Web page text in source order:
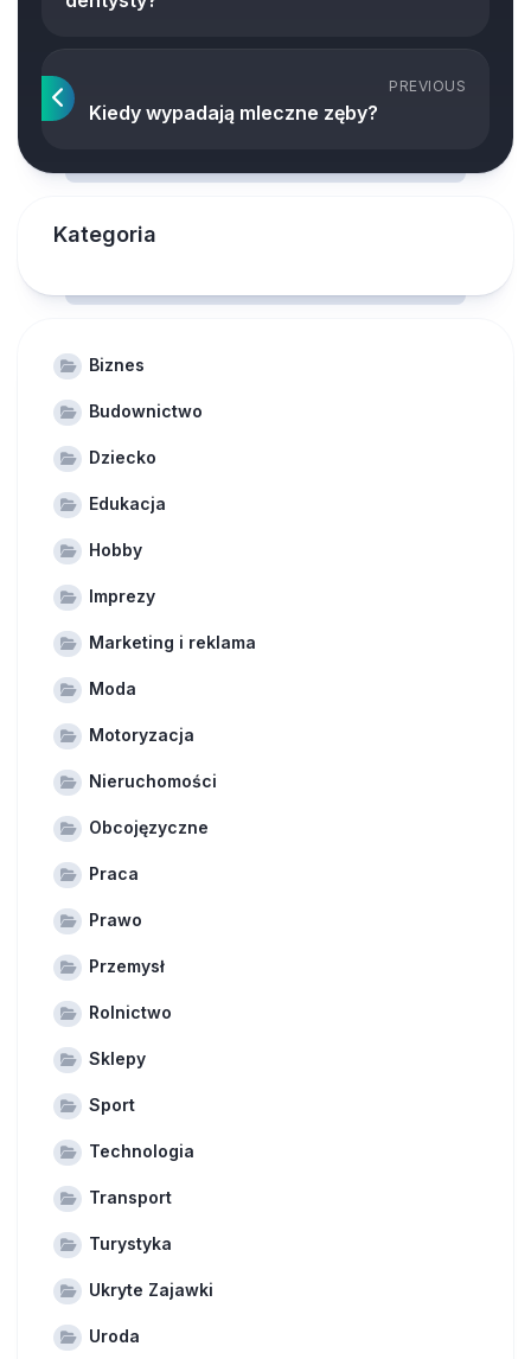
PREVIOUS
Kiedy wypadają mleczne zęby?
Kategoria
Biznes
Budownictwo
Dziecko
Edukacja
Hobby
Imprezy
Marketing i reklama
Moda
Motoryzacja
Nieruchomości
Obcojęzyczne
Praca
Prawo
Przemysł
Rolnictwo
Sklepy
Sport
Technologia
Transport
Turystyka
Ukryte Zajawki
Uroda